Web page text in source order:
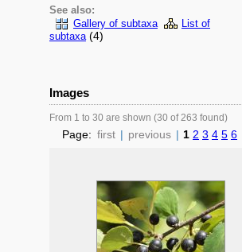
See also:
Gallery of subtaxa
List of
subtaxa (4)
Images
From 1 to 30 are shown (30 of 263 found)
Page: first | previous | 1 2 3 4 5 6